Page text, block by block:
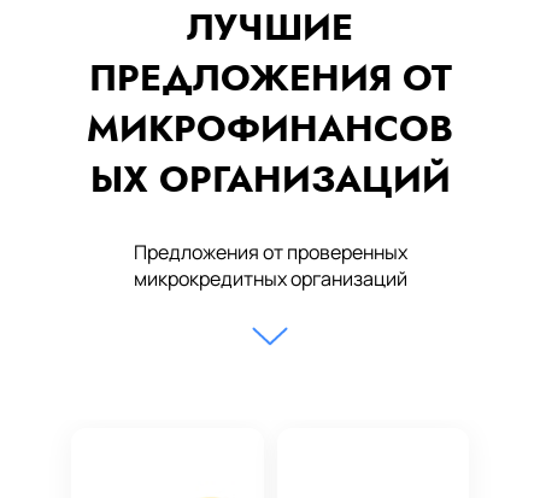
ЛУЧШИЕ
ПРЕДЛОЖЕНИЯ ОТ
МИКРОФИНАНСОВ
ЫХ ОРГАНИЗАЦИЙ
Предложения от проверенных
микрокредитных организаций